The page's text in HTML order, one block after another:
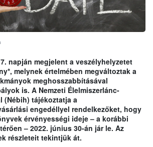
napján megjelent a veszélyhelyzetet
melynek értelmében megváltoztak a
meghosszabbításával
is. A Nemzeti Élelmiszerlánc-
(Nébih) tájékoztatja a
engedéllyel rendelkezőket, hogy
érvényességi ideje – a korábbi
– 2022. június 30-án jár le. Az
részleteit tekintjük át.